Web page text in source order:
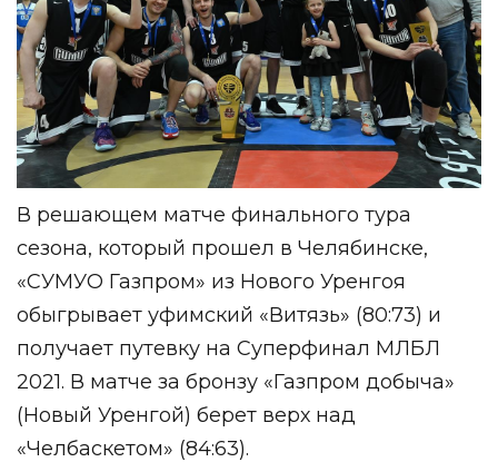
В решающем матче финального тура
сезона, который прошел в Челябинске,
«СУМУО Газпром» из Нового Уренгоя
обыгрывает уфимский «Витязь» (80:73) и
получает путевку на Суперфинал МЛБЛ
2021. В матче за бронзу «Газпром добыча»
(Новый Уренгой) берет верх над
«Челбаскетом» (84:63).